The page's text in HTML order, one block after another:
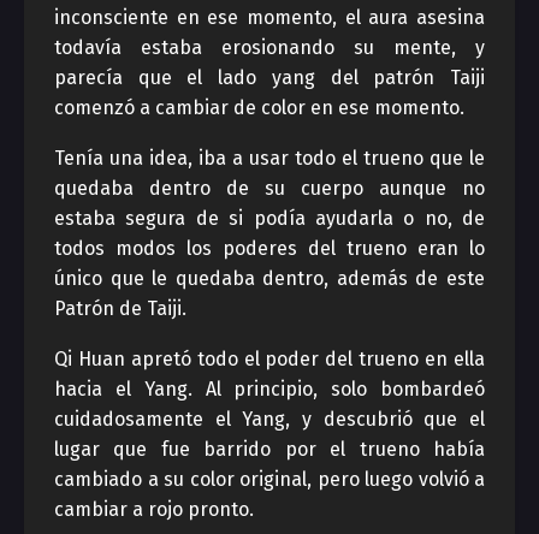
inconsciente en ese momento, el aura asesina
todavía estaba erosionando su mente, y
parecía que el lado yang del patrón Taiji
comenzó a cambiar de color en ese momento.
Tenía una idea, iba a usar todo el trueno que le
quedaba dentro de su cuerpo aunque no
estaba segura de si podía ayudarla o no, de
todos modos los poderes del trueno eran lo
único que le quedaba dentro, además de este
Patrón de Taiji.
Qi Huan apretó todo el poder del trueno en ella
hacia el Yang. Al principio, solo bombardeó
cuidadosamente el Yang, y descubrió que el
lugar que fue barrido por el trueno había
cambiado a su color original, pero luego volvió a
cambiar a rojo pronto.